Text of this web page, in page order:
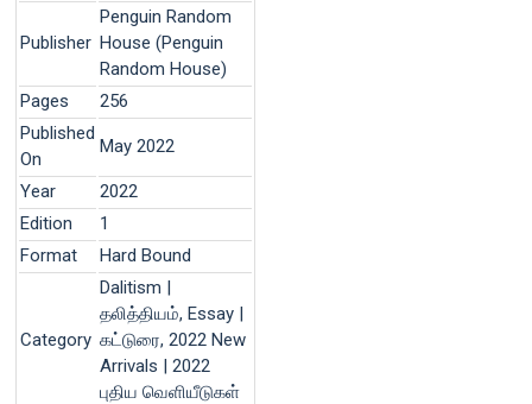
Publisher
Penguin Random
House (Penguin
Random House)
Pages
256
Published
On
May 2022
Year
2022
Edition
1
Format
Hard Bound
Category
Dalitism |
தலித்தியம், Essay |
கட்டுரை, 2022 New
Arrivals | 2022
புதிய வெளியீடுகள்